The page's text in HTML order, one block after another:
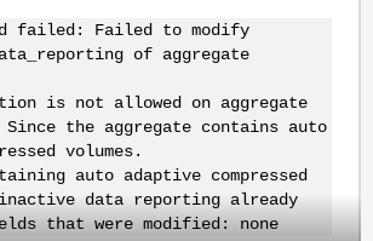
failed: Failed to modify
of aggregate
is not allowed on aggregate
the aggregate contains auto
volumes.
auto adaptive compressed
inactive data reporting already
that were modified: none